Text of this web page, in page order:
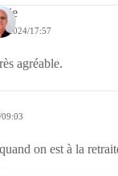
2024/17:57
agréable.
on est à la